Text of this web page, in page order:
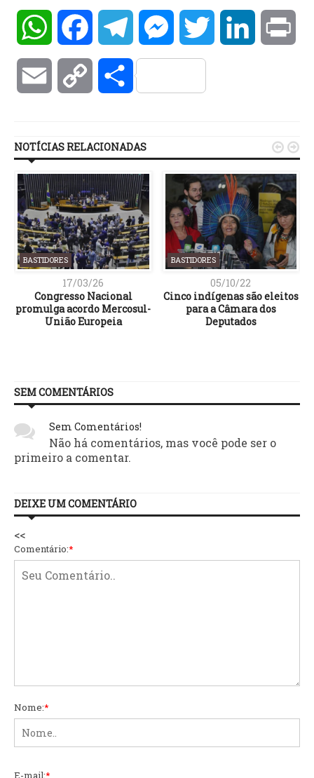
WhatsAppFacebookTelegramMessengerTwitter LinkedIn
Email Copy Compartilhar
NOTÍCIAS RELACIONADAS
BASTIDORES
17/03/26
Congresso Nacional
promulga acordo Mercosul-
União Europeia
BASTIDORES
05/10/22
Cinco indígenas são eleitos
para a Câmara dos
Deputados
 
SEM COMENTÁRIOS
Sem Comentários!
Não há comentários, mas você pode ser o
primeiro a comentar.
DEIXE UM COMENTÁRIO
<<
Comentário:*
Nome:*